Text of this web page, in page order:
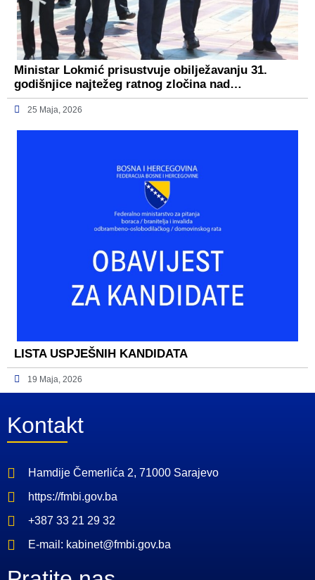
Ministar Lokmić prisustvuje obilježavanju 31.
godišnjice najtežeg ratnog zločina nad…
25 Maja, 2026
LISTA USPJEŠNIH KANDIDATA
19 Maja, 2026
Kontakt
Hamdije Čemerlića 2, 71000 Sarajevo
https://fmbi.gov.ba
+387 33 21 29 32
E-mail: kabinet@fmbi.gov.ba